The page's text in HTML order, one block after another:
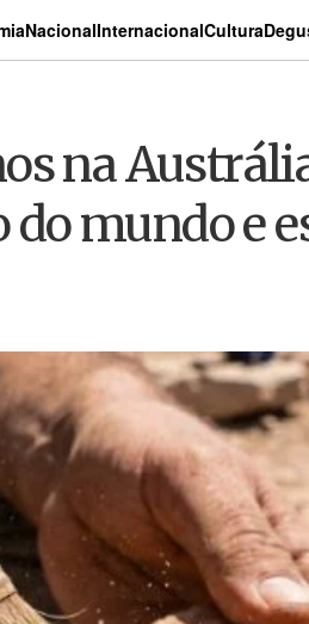
NacionalInternacionalCultura
na
mundo e